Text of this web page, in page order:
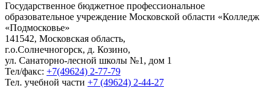
Государственное бюджетное профессиональное
образовательное учреждение Московской области «Колледж
«Подмосковье»
141542, Московская область,
г.о.Солнечногорск, д. Козино,
ул. Санаторно-лесной школы №1, дом 1
Тел/факс: +7(49624) 2-77-79
Тел. учебной части +7 (49624) 2-44-27